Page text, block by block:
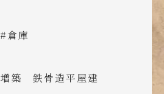
#倉庫
増築 鉄骨造平屋建